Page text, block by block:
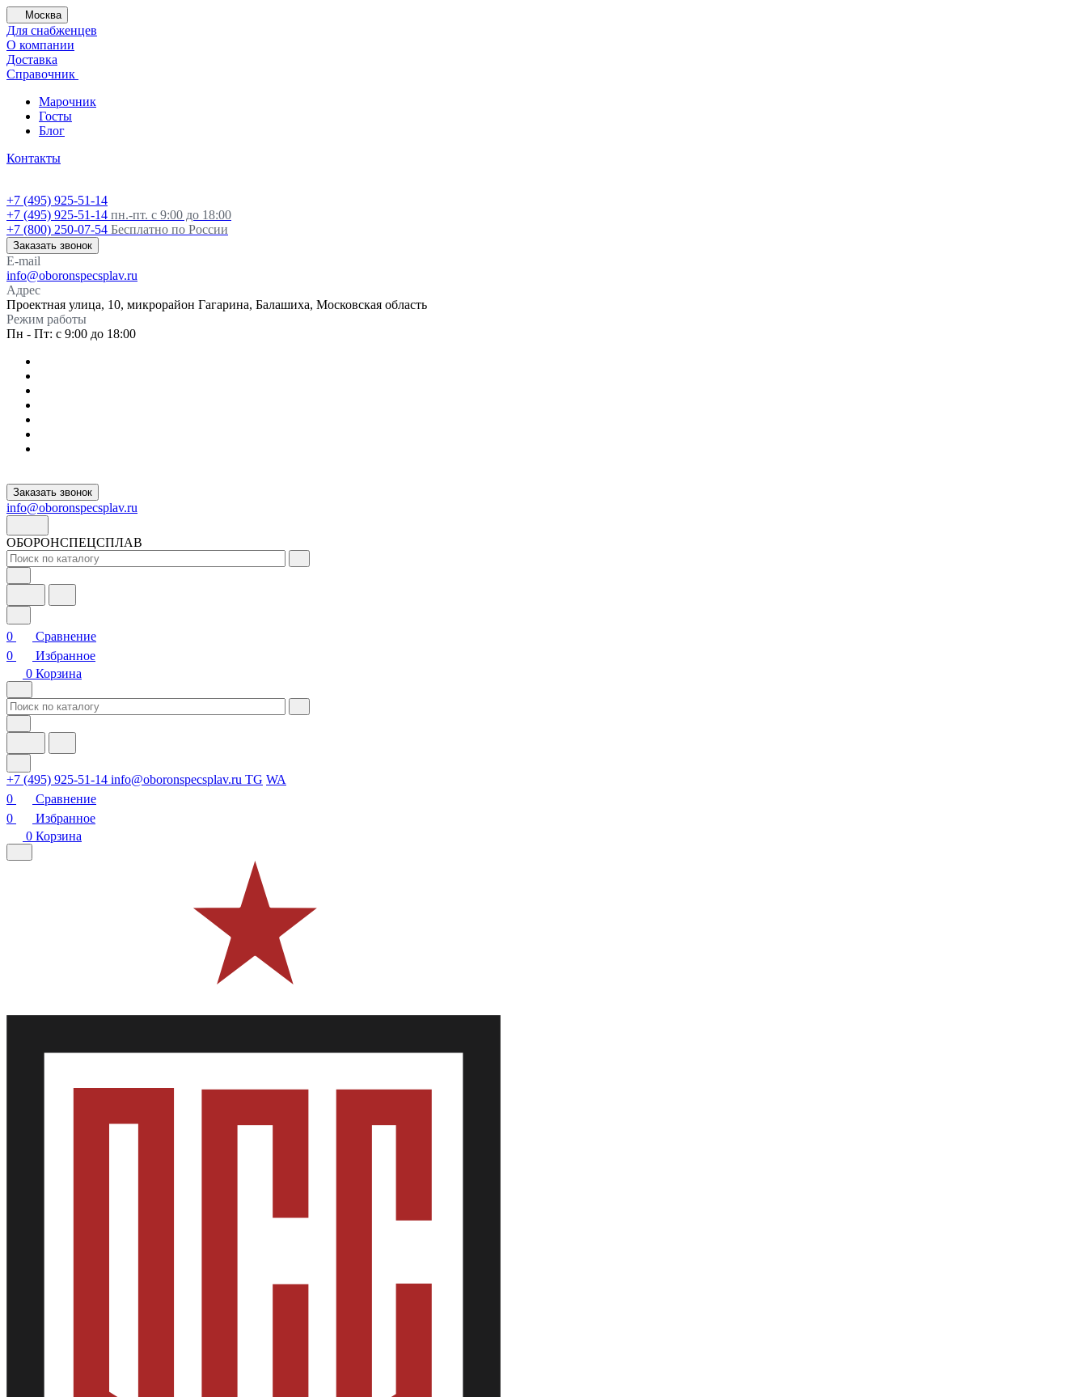
Москва
Для снабженцев
О компании
Доставка
Справочник
Марочник
Госты
Блог
Контакты
+7 (495) 925-51-14
+7 (495) 925-51-14 пн.-пт. с 9:00 до 18:00
+7 (800) 250-07-54 Бесплатно по России
Заказать звонок
E-mail
info@oboronspecsplav.ru
Адрес
Проектная улица, 10, микрорайон Гагарина, Балашиха, Московская область
Режим работы
Пн - Пт: с 9:00 до 18:00
Заказать звонок
info@oboronspecsplav.ru
ОБОРОНСПЕЦСПЛАВ
0
Сравнение
0
Избранное
0 Корзина
+7 (495) 925-51-14 info@oboronspecsplav.ru TG WA
0
Сравнение
0
Избранное
0 Корзина